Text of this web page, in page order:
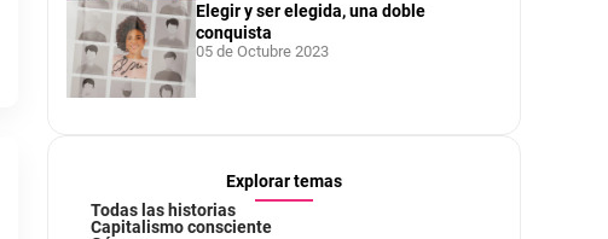
Elegir y ser elegida, una doble
conquista
05 de Octubre 2023
Explorar temas
Todas las historias
Capitalismo consciente